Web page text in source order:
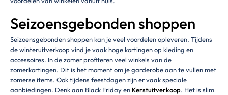
Seizoensgebonden shoppen
Seizoensgebonden shoppen kan je veel voordelen opleveren. Tijdens
de winteruitverkoop vind je vaak hoge kortingen op kleding en
accessoires. In de zomer profiteren veel winkels van de
zomerkortingen. Dit is het moment om je garderobe aan te vullen met
zomerse items. Ook tijdens feestdagen zijn er vaak speciale
aanbiedingen. Denk aan Black Friday en Kerstuitverkoop. Het is slim